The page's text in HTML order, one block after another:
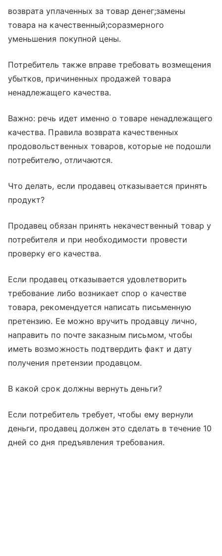
возврата уплаченных за товар денег;замены
товара на качественный;соразмерного
уменьшения покупной цены.
Потребитель также вправе требовать возмещения
убытков, причиненных продажей товара
ненадлежащего качества.
Важно: речь идет именно о товаре ненадлежащего
качества. Правила возврата качественных
продовольственных товаров, которые не подошли
потребителю, отличаются.
Что делать, если продавец отказывается принять
продукт?
Продавец обязан принять некачественный товар у
потребителя и при необходимости провести
проверку его качества.
Если продавец отказывается удовлетворить
требование либо возникает спор о качестве
товара, рекомендуется написать письменную
претензию. Ее можно вручить продавцу лично,
направить по почте заказным письмом, чтобы
иметь возможность подтвердить факт и дату
получения претензии продавцом.
В какой срок должны вернуть деньги?
Если потребитель требует, чтобы ему вернули
деньги, продавец должен это сделать в течение 10
дней со дня предъявления требования.